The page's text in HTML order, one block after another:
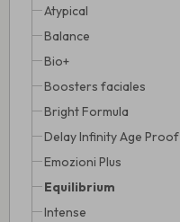
Atypical
Balance
Bio+
Boosters faciales
Bright Formula
Delay Infinity Age Proof
Emozioni Plus
Equilibrium
Intense